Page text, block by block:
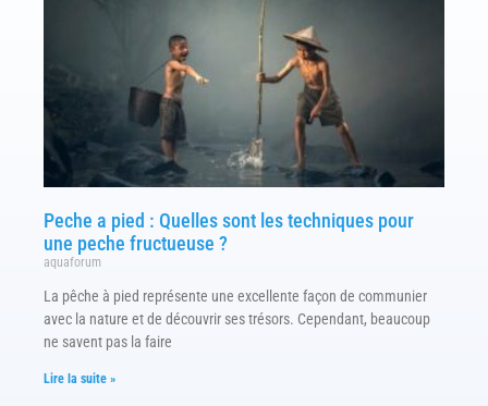
Peche a pied : Quelles sont les techniques pour
une peche fructueuse ?
aquaforum
La pêche à pied représente une excellente façon de communier
avec la nature et de découvrir ses trésors. Cependant, beaucoup
ne savent pas la faire
Lire la suite »